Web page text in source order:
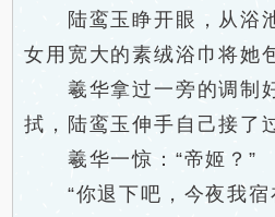
陆鸾玉睁开眼，从浴
女用宽大的素绒浴巾将她
羲华拿过一旁的调制
拭，陆鸾玉伸手自己接了
羲华一惊：“帝姬？”
“你退下吧，今夜我宿